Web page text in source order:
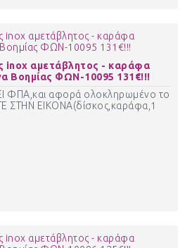
inox αμετάβλητος - καράφα
Βοημίας ΦΩΝ-10095 131€!!!
ΦΠΑ,και αφορά ολοκληρωμένο το
ΣΤΗΝ ΕΙΚΟΝΑ(δίσκος,καράφα,1